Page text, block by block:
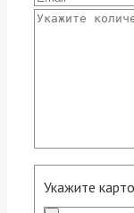
Укажите